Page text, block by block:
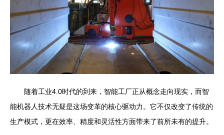
随着工业4.0时代的到来，智能工厂正从概念走向现实，而智
能机器人技术无疑是这场变革的核心驱动力。它不仅改变了传统的
生产模式，更在效率、精度和灵活性方面带来了前所未有的提升。